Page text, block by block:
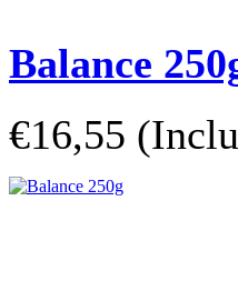
Balance
€16,55